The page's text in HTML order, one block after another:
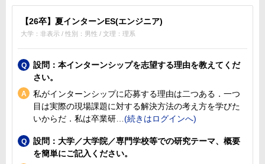
【26卒】夏インターンES(エンジニア)
大学：非表示 / 性別：男性 / 文理：理系
設問：本インターンシップを志望する理由を教えてくだ
さい。
私がインターンシップに応募する理由は二つある．一つ
目は実際の現場課題に対する解決方法の考え方を学びた
いからだ．私は卒業研
設問：大学／大学院／専門学校等での研究テーマ、概要
を簡単にご記入ください。